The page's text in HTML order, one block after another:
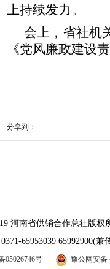
上持续发力。
会上，省社机
《党风廉政建设
分享到：
河南省供销合作总社版权
65953039 65992900(兼
05026746号 豫公网安备